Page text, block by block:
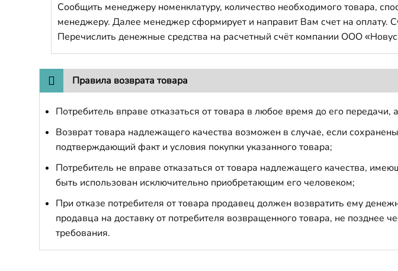
Сообщить менеджеру номенклатуру, количество необходимого товара,
менеджеру. Далее менеджер сформирует и направит Вам счет на оплату.
Перечислить денежные средства на расчетный счёт компании ООО
Правила возврата товара
Потребитель вправе отказаться от товара в любое время до его
Возврат товара надлежащего качества возможен в случае, если
подтверждающий факт и условия покупки указанного товара;
Потребитель не вправе отказаться от товара надлежащего качества,
быть использован исключительно приобретающим его человеком;
При отказе потребителя от товара продавец должен возвратить ему
продавца на доставку от потребителя возвращенного товара, не позднее
требования.